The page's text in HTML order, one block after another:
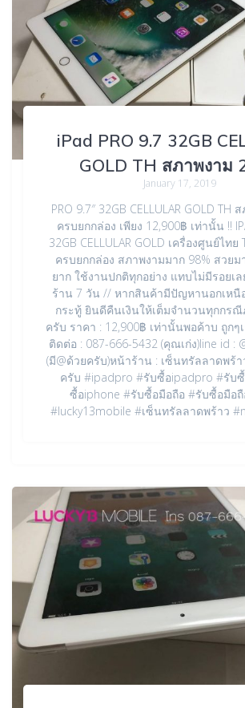
iPad PRO 9.7 32GB
GOLD TH สภาพงาม
January 17, 2019
PRO 9.7″ 32GB CELLULAR GOLD TH
ครบยกกล่อง เพียง 12,900฿ เท่านั้น !!
32GB CELLULAR GOLD เครื่องศูนย์ไท
ครบยกกล่อง สภาพงามมาก 98% สวยม
ยาก ใช้งานปกติทุกอย่าง แทบไม่มีรอยเ
ร้าน 7 วัน // หากสินค้ามีปัญหานอกเหนื
กระทู้ ยินดีคืนเงินให้เต็มจำนวนทุกกร
ครับ ราคา : 12,900฿ เท่านั้นพอค้าบ ถูกๆ
ติดต่อ : 087-666-5432 (คุณเก่ง)line id :
(มี@ด้วยครับ)หน้าร้าน : เซ็นทรัลลาดพร้า
ครับ #ipadpro #รับซื้อipadpro #รับ
ซื้อiphone #รับซื้อมือถือ #รับซื้อมือถื
#lucky13mobile #เซ็นทรัลลาดพร้าว